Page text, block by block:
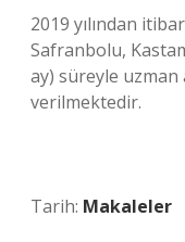
2019 yılından
Safranbolu,
ay) süreyle
verilmektedir.
Tarih: Makaleler